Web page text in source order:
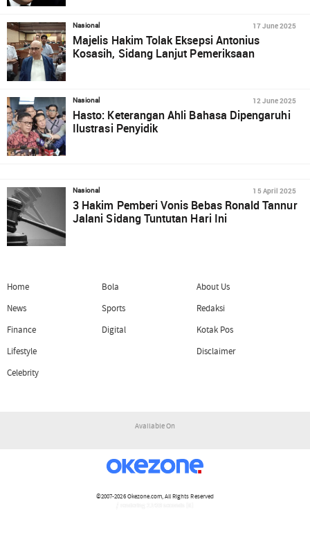
Nasional 17 June 2025
Majelis Hakim Tolak Eksepsi Antonius
Kosasih, Sidang Lanjut Pemeriksaan
Nasional 12 June 2025
Hasto: Keterangan Ahli Bahasa Dipengaruhi
Ilustrasi Penyidik
Nasional 15 April 2025
3 Hakim Pemberi Vonis Bebas Ronald Tannur
Jalani Sidang Tuntutan Hari Ini
Home
News
Finance
Lifestyle
Celebrity
Bola
Sports
Digital
About Us
Redaksi
Kotak Pos
Disclaimer
Available On
©2007-2026Okezone.com, All Rights Reserved